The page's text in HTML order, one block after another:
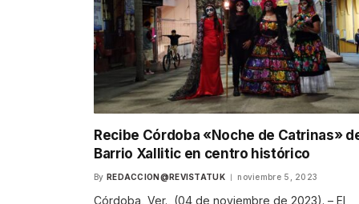
Recibe Córdoba «Noche de Catrinas»
Barrio Xallitic en centro histórico
By REDACCION@REVISTATUK noviembre 5, 2023
Córdoba, Ver., (04 de noviembre de 2023). – El